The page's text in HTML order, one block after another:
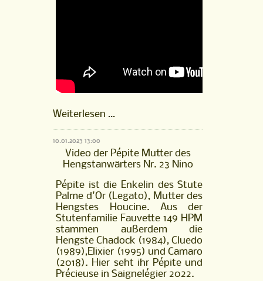
Weiterlesen …Pépite
Hengstanwärters
Nr.
23
Nino
10.01.2023 13:00
Video der Pépite Mutter des
Hengstanwärters Nr. 23 Nino
Pépite ist die Enkelin des Stute
Palme d'Or (Legato), Mutter des
Hengstes Houcine. Aus der
Stutenfamilie Fauvette 149 HPM
stammen außerdem die
Hengste Chadock (1984), Cluedo
(1989),Elixier (1995) und Camaro
(2018). Hier seht ihr Pépite und
Précieuse in Saignelégier 2022.